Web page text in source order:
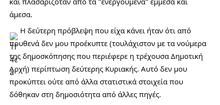
άμεσα.
Η δεύτερη πρόβλεψη που είχα κάνει ήταν ότι από
πουθενά δεν μου προέκυπτε (τουλάχιστον με τα νούμερα
της δημοσκόπησης που περιέφερε η τρέχουσα Δημοτική
Αρχή) περίπτωση δεύτερης Κυριακής. Αυτό δεν μου
προκύπτει ούτε από άλλα στατιστικά στοιχεία που
δόθηκαν στη δημοσιότητα από άλλες πηγές.